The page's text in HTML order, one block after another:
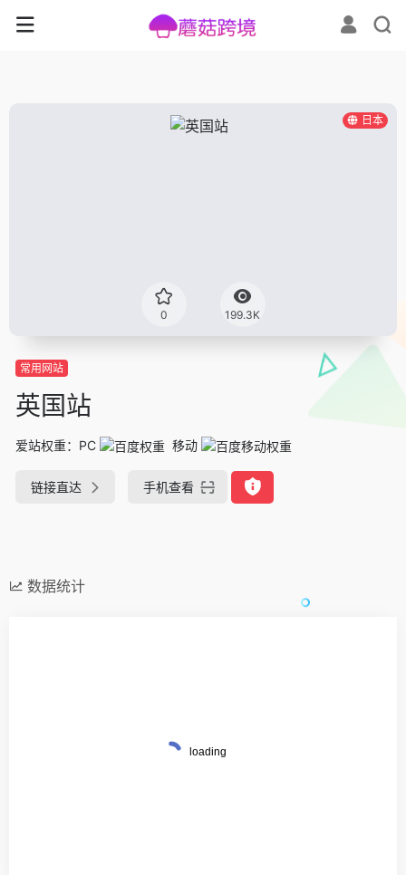
日本
0 199.3K
常用网站
英国站
爱站权重： PC 移动
链接直达 手机查看
数据统计